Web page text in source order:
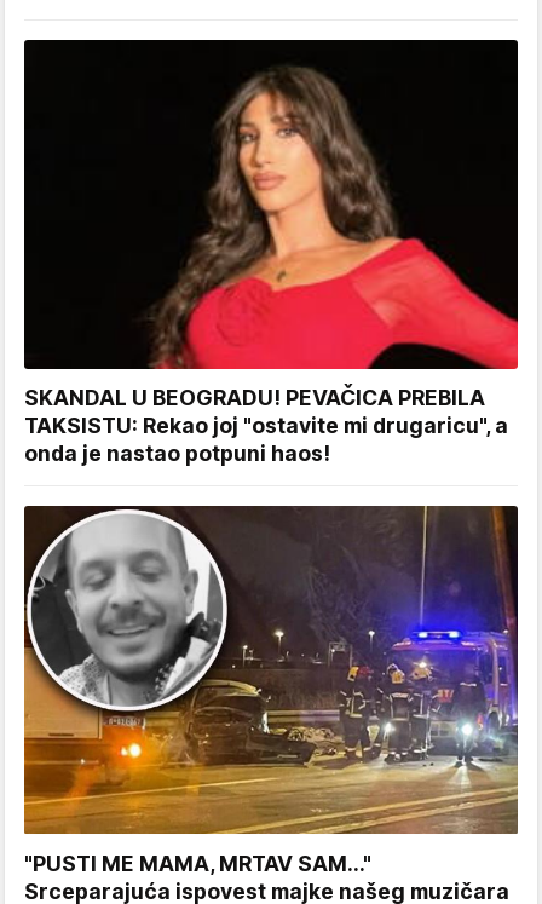
SKANDAL U BEOGRADU! PEVAČICA PREBILA
TAKSISTU: Rekao joj "ostavite mi drugaricu", a
onda je nastao potpuni haos!
"PUSTI ME MAMA, MRTAV SAM..."
Srceparajuća ispovest majke našeg muzičara